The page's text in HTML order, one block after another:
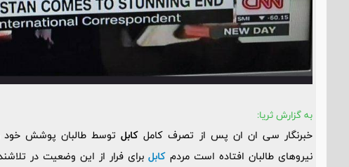
به گزارش ثریا:
خبرنگار سی ان ان پس از تصرف کامل کابلتوسط طالبان پوشش خود
نیروهای طالبان افتاده است مردم کابلبرای فرار از این وضعیت در